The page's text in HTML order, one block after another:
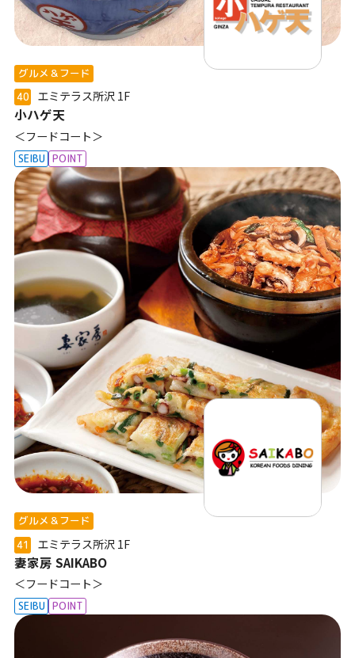
グルメ＆フード
40
エミテラス所沢1F
小ハゲ天
＜フードコート＞
SEIBU POINT
グルメ＆フード
41
エミテラス所沢 1F
妻家房 SAIKABO
＜フードコート＞
SEIBU POINT